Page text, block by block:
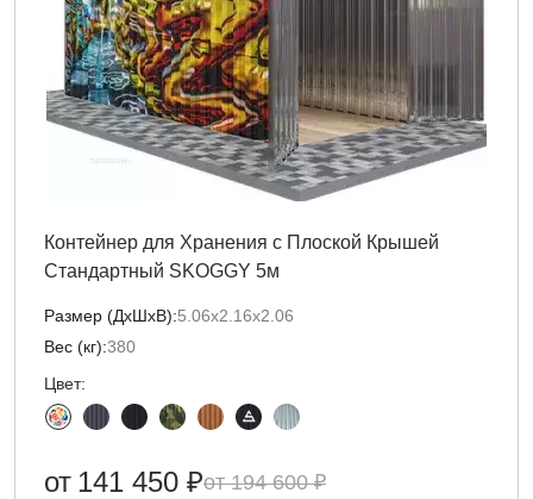
Контейнер для Хранения с Плоской Крышей
Стандартный SKOGGY 5м
Размер (ДxШxВ):5.06х2.16х2.06
Вес (кг):380
Цвет:
194 600 ₽
от 141 450 ₽